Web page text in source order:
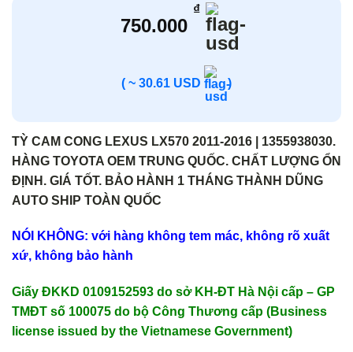
750.000
₫
( ~ 30.61 USD )
TỲ CAM CONG LEXUS LX570 2011-2016 | 1355938030.
HÀNG TOYOTA OEM TRUNG QUỐC. CHẤT LƯỢNG ỔN
ĐỊNH. GIÁ TỐT. BẢO HÀNH 1 THÁNG THÀNH DŨNG
AUTO SHIP TOÀN QUỐC
NÓI KHÔNG: với hàng không tem mác, không rõ xuất
xứ, không bảo hành
Giấy ĐKKD 0109152593 do sở KH-ĐT Hà Nội cấp – GP
TMĐT số 100075 do bộ Công Thương cấp (Business
license issued by the Vietnamese Government)